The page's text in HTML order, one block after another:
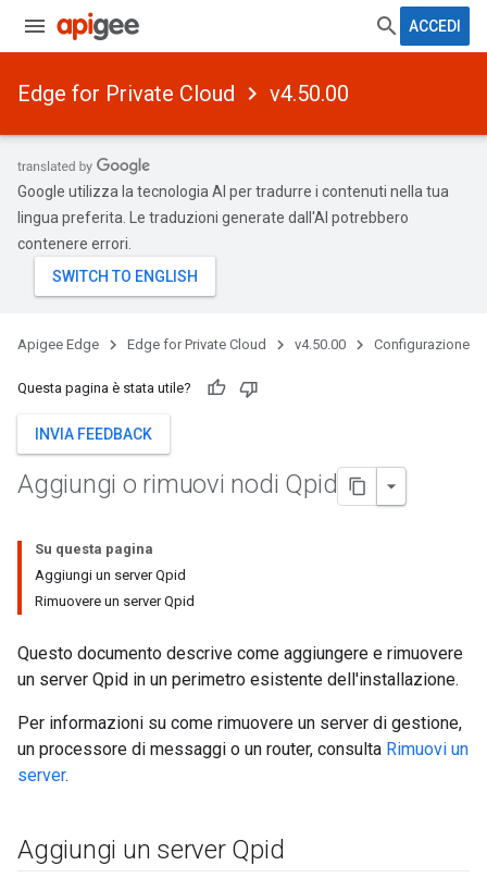
ACCEDI
Edge for Private Cloud v4.50.00
Google utilizza la tecnologia AI per tradurre i contenuti nella tua
lingua preferita. Le traduzioni generate dall'AI potrebbero
contenere errori.
Apigee Edge Edge for Private Cloud v4.50.00 Configurazione
Questa pagina è stata utile?
INVIA FEEDBACK
Aggiungi o rimuovi nodi Qpid
Su questa pagina
Aggiungi un server Qpid
Rimuovere un server Qpid
Questo documento descrive come aggiungere e rimuovere
un server Qpid in un perimetro esistente dell'installazione.
Per informazioni su come rimuovere un server di gestione,
un processore di messaggi o un router, consulta Rimuovi un
server.
Aggiungi un server Qpid